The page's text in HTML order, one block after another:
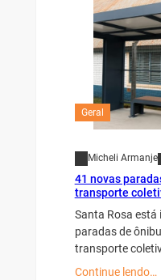
Geral
Micheli Armanje
41 novas
transporte
Santa Rosa
paradas de
transporte
Continue lendo…